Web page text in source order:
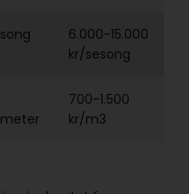
6.000-15.000
kr/sesong
700-1.500
kr/m3